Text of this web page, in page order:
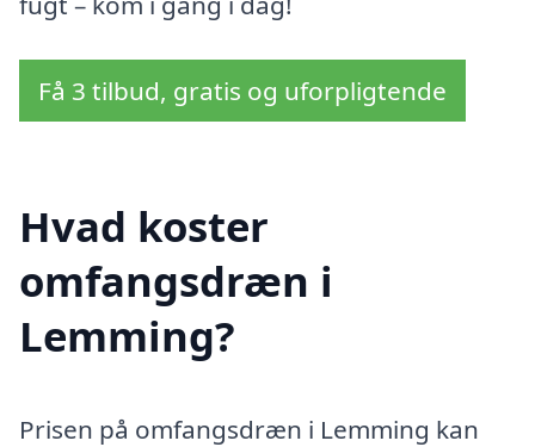
Få 3 tilbud, gratis og uforpligtende
Hvad koster
omfangsdræn i
Lemming?
Prisen på omfangsdræn i Lemming kan